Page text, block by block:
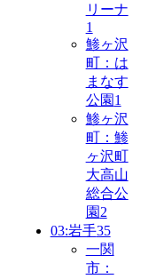
リーナ
1
鯵ヶ沢
町：は
まなす
公園 1
鯵ヶ沢
町：鯵
ヶ沢町
大高山
総合公
園 2
03:岩手35
一関
市：